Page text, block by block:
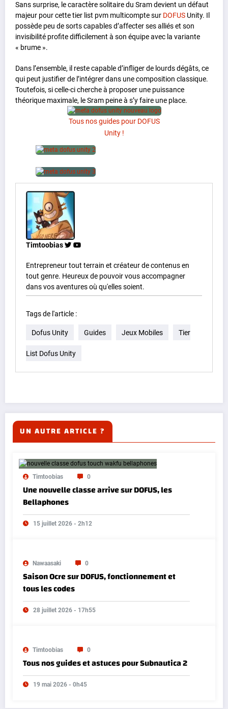
Sans surprise, le caractère solitaire du Sram devient un défaut
majeur pour cette tier list pvm multicompte sur DOFUS Unity. Il
possède peu de sorts capables d’affecter ses alliés et son
invisibilité profite difficilement à son équipe avec la variante
« brume ».
Dans l’ensemble, il reste capable d’infliger de lourds dégâts, ce
qui peut justifier de l’intégrer dans une composition classique.
Toutefois, si celle-ci cherche à proposer une puissance
théorique maximale, le Sram peine à s’y faire une place.
Tous nos guides pour DOFUS
Unity !
Timtoobias
Entrepreneur tout terrain et créateur de contenus en
tout genre. Heureux de pouvoir vous accompagner
dans vos aventures où qu'elles soient.
Tags de l'article :
Dofus Unity Guides Jeux Mobiles Tier
List Dofus Unity
UN AUTRE ARTICLE ?
Timtoobias 0
Une nouvelle classe arrive sur DOFUS, les
Bellaphones
15 juillet 2026 - 2h12
Nawaasaki 0
Saison Ocre sur DOFUS, fonctionnement et
tous les codes
28 juillet 2026 - 17h55
Timtoobias 0
Tous nos guides et astuces pour Subnautica 2
19 mai 2026 - 0h45